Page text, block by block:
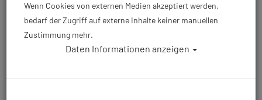
429,00 €*
Wenn Cookies von externen Medien akzeptiert werden,
bedarf der Zugriff auf externe Inhalte keiner manuellen
Zustimmung mehr.
Daten Informationen anzeigen